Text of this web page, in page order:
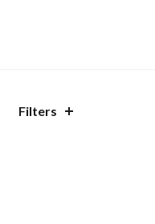
Filters